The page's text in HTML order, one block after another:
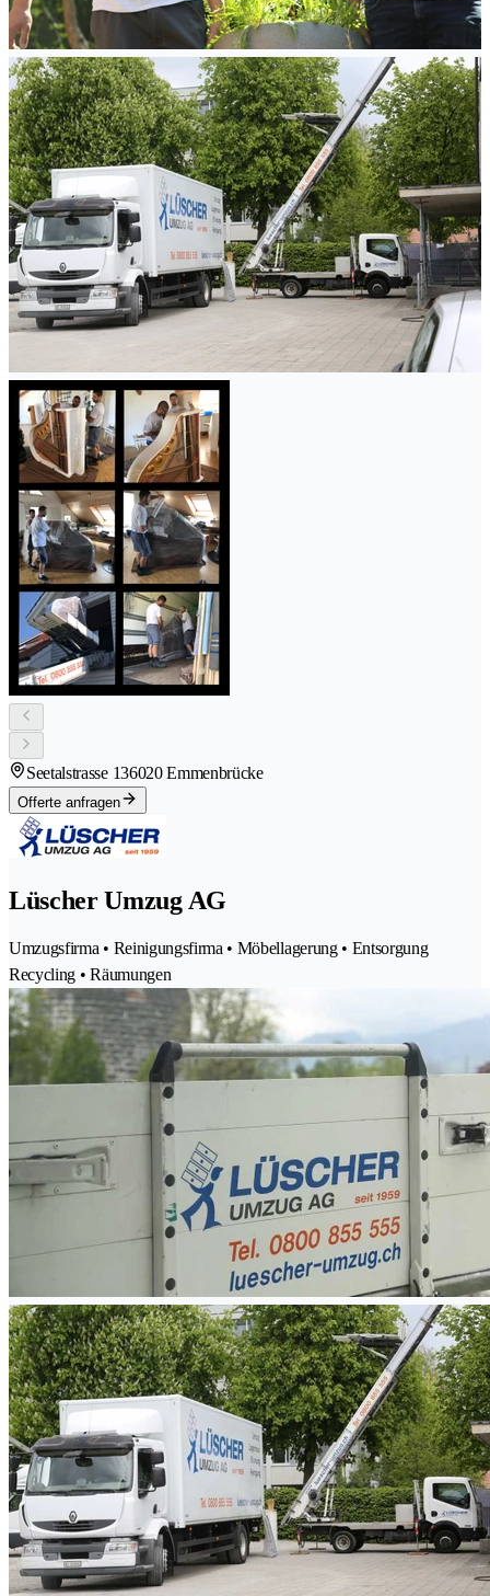
Seetalstrasse 136020 Emmenbrücke
Offerte anfragen
Lüscher Umzug AG
Umzugsfirma • Reinigungsfirma • Möbellagerung • Entsorgung
Recycling • Räumungen